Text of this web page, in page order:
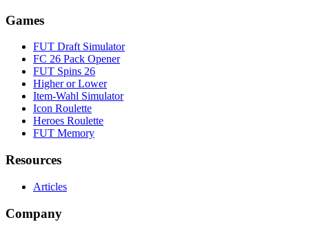
Games
FUT Draft Simulator
FC 26 Pack Opener
FUT Spins 26
Higher or Lower
Item-Wahl Simulator
Icon Roulette
Heroes Roulette
FUT Memory
Resources
Articles
Company